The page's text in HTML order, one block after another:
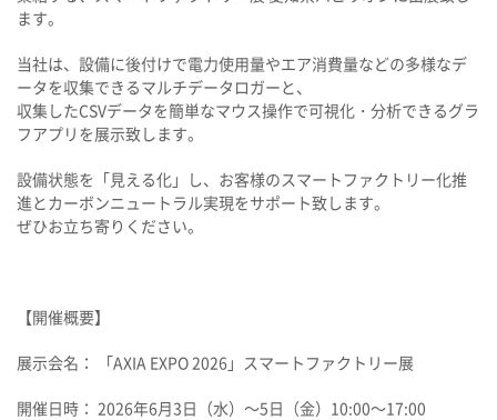
ます。
当社は、設備に後付けで電力使用量やエア消費量などの多様なデ
ータを収集できるマルチデータロガーと、
収集したCSVデータを簡単なマウス操作で可視化・分析できるグラ
フアプリを展示致します。
設備状態を「見える化」し、お客様のスマートファクトリー化推
進とカーボンニュートラル実現をサポート致します。
ぜひお立ち寄りください。
【開催概要】
展示会名： 「AXIA EXPO 2026」スマートファクトリー展
開催日時： 2026年6月3日（水）～5日（金）10:00～17:00